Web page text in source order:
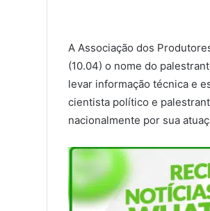
A Associação dos
(10.04) o nome do
levar informação técnica e
cientista político e
nacionalmente por sua